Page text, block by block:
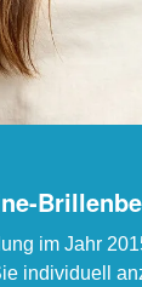
im Jahr
individuell